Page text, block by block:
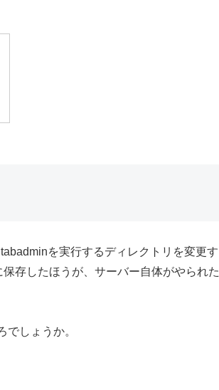
を実行するディレクトリを変更す
存したほうが、サーバー自体がやられた
しょうか。